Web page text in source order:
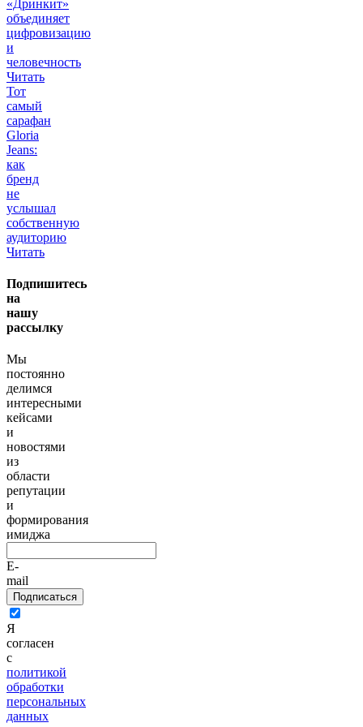
«Дринкит»
объединяет
цифровизацию
и
человечность
Читать
Тот
самый
сарафан
Gloria
Jeans:
как
бренд
не
услышал
собственную
аудиторию
Читать
Подпишитесь
на
нашу
рассылку
Мы
постоянно
делимся
интересными
кейсами
и
новостями
из
области
репутации
и
формирования
имиджа
E-
mail
Подписаться
Я
согласен
с
политикой
обработки
персональных
данных